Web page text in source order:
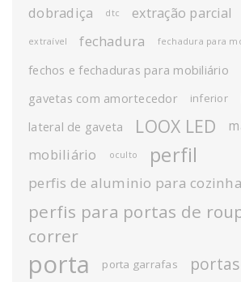
dobradiça dtc extração parcial
extraível fechadura fechadura para
fechos e fechaduras para mobiliário
gavetas com amortecedor
inferior
lateral de gaveta LOOX LED
mobiliário oculto perfil
perfis de aluminio para cozinha
perfis para portas de
correr
porta porta garrafas portas